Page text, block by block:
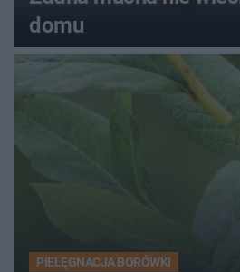
domu
PIELĘGNACJA BORÓWKI